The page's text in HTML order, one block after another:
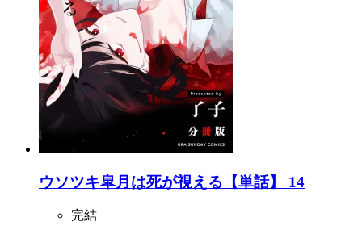
ウソツキ皐月は死が視える【単話】 14
完結